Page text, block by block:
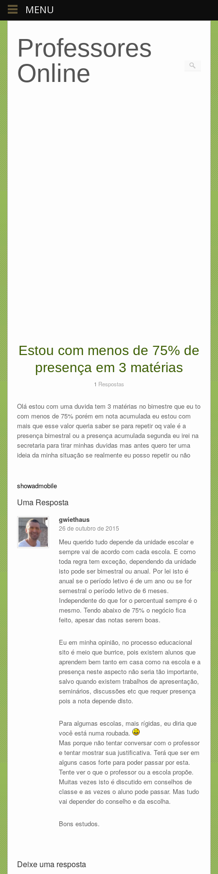
Professores
Online
Estou com menos de 75% de
presença em 3 matérias
1 Respostas
Olá estou com uma duvida tem 3 matérias no bimestre que eu to
com menos de 75% porém em nota acumulada eu estou com
mais que esse valor queria saber se para repetir oq vale é a
presença bimestral ou a presença acumulada segunda eu irei na
secretaria para tirar minhas duvidas mas antes quero ter uma
ideia da minha situação se realmente eu posso repetir ou não
showadmobile
Uma Resposta
gwiethaus
26 de outubro de 2015
Meu querido tudo depende da unidade escolar e
sempre vai de acordo com cada escola. E como
toda regra tem exceção, dependendo da unidade
isto pode ser bimestral ou anual. Por lei isto é
anual se o período letivo é de um ano ou se for
semestral o período letivo de 6 meses.
Independente do que for o percentual sempre é o
mesmo. Tendo abaixo de 75% o negócio fica
feito, apesar das notas serem boas.
Eu em minha opinião, no processo educacional
sito é meio que burrice, pois existem alunos que
aprendem bem tanto em casa como na escola e a
presença neste aspecto não seria tão importante,
salvo quando existem trabalhos de apresentação,
seminários, discussões etc que requer presença
pois a nota depende disto.
Para algumas escolas, mais rígidas, eu diria que
você está numa roubada.
Mas porque não tentar conversar com o professor
e tentar mostrar sua justificativa. Terá que ser em
alguns casos forte para poder passar por esta.
Tente ver o que o professor ou a escola propõe.
Muitas vezes isto é discutido em conselhos de
classe e as vezes o aluno pode passar. Mas tudo
vai depender do conselho e da escolha.
Bons estudos.
Deixe uma resposta
MENU